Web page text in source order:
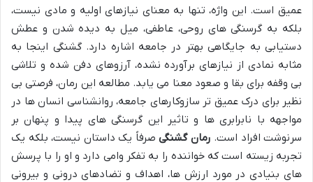
عمیق است. این واژه، تنها به معنای نیازهای اولیه و مادی نیست،
بلکه به گرسنگی های روحی، عاطفی، میل به دیده شدن و عطش
دستیابی به جایگاهی بهتر در جامعه اشاره دارد. گشنگی اینجا به
مثابه نمادی از نیازهای برآورده نشده، آرزوهای دفن شده و تلاشی
بی وقفه برای بقا و صعود معنا می یابد. مطالعه این رمان، فرصتی بی
نظیر برای درک عمیق تر سازوکارهای جامعه، روانشناسی انسان ها در
مواجهه با نابرابری ها و تاثیر این گرسنگی های پیدا و پنهان بر
سرنوشت افراد است. رمان گشنگی صرفاً یک داستان نیست، بلکه یک
تجربه زیسته است که خواننده را به تفکر وامی دارد و او را با پرسش
های بنیادی در مورد ارزش ها، اهداف و تضادهای درونی و بیرونی